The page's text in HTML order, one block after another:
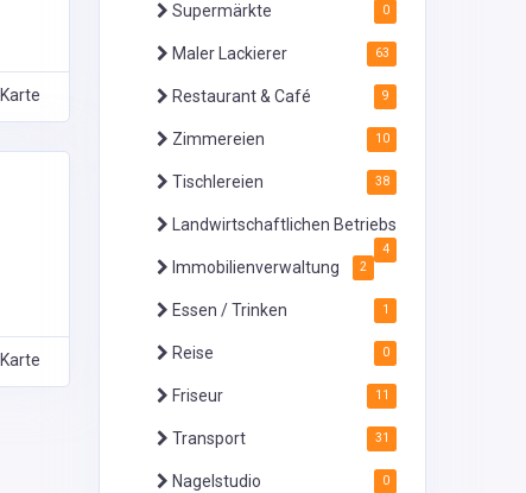
Karte
Karte
Supermärkte 0
Maler Lackierer 63
Restaurant & Café 9
Zimmereien 10
Tischlereien 38
Landwirtschaftlichen Betriebs
4
Immobilienverwaltung 2
Essen / Trinken 1
Reise 0
Friseur 11
Transport 31
Nagelstudio 0